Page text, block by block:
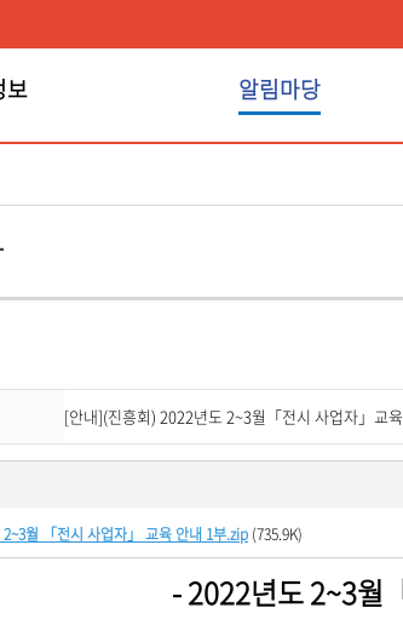
보 알림마당
[안내](진흥회) 2022년도 2~3월「전시 사업자」교
월 「전시 사업자」 교육 안내 1부.zip (735.9K)
- 2022년도 2~3월